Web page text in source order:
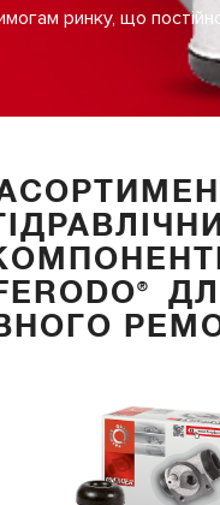
ринку, що
®